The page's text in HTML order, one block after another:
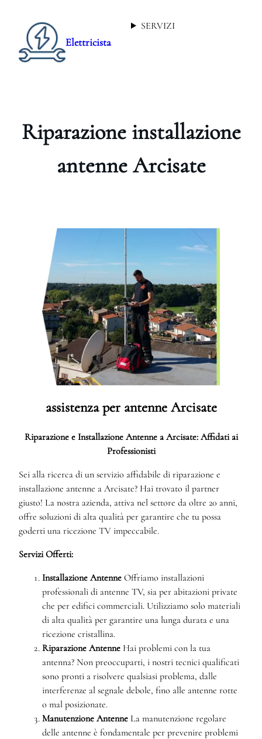
Elettricista
SERVIZI
Riparazione installazione
antenne Arcisate
assistenza per antenne Arcisate
Riparazione e Installazione Antenne a Arcisate: Affidati ai
Professionisti
Sei alla ricerca di un servizio affidabile di riparazione e
installazione antenne a Arcisate? Hai trovato il partner
giusto! La nostra azienda, attiva nel settore da oltre 20 anni,
offre soluzioni di alta qualità per garantire che tu possa
goderti una ricezione TV impeccabile.
Servizi Offerti:
Installazione Antenne Offriamo installazioni
professionali di antenne TV, sia per abitazioni private
che per edifici commerciali. Utilizziamo solo materiali
di alta qualità per garantire una lunga durata e una
ricezione cristallina.
Riparazione Antenne Hai problemi con la tua
antenna? Non preoccuparti, i nostri tecnici qualificati
sono pronti a risolvere qualsiasi problema, dalle
interferenze al segnale debole, fino alle antenne rotte
o mal posizionate.
Manutenzione Antenne La manutenzione regolare
delle antenne è fondamentale per prevenire problemi